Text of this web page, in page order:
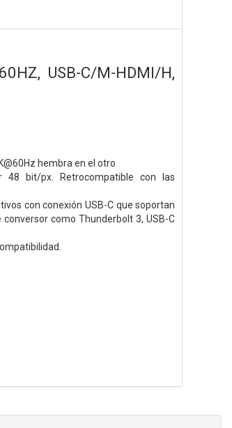
USB-C/M-HDMI/H,
hembra en el otro
48 bit/px. Retrocompatible con las
con conexión USB-C que soportan
como Thunderbolt 3, USB-C